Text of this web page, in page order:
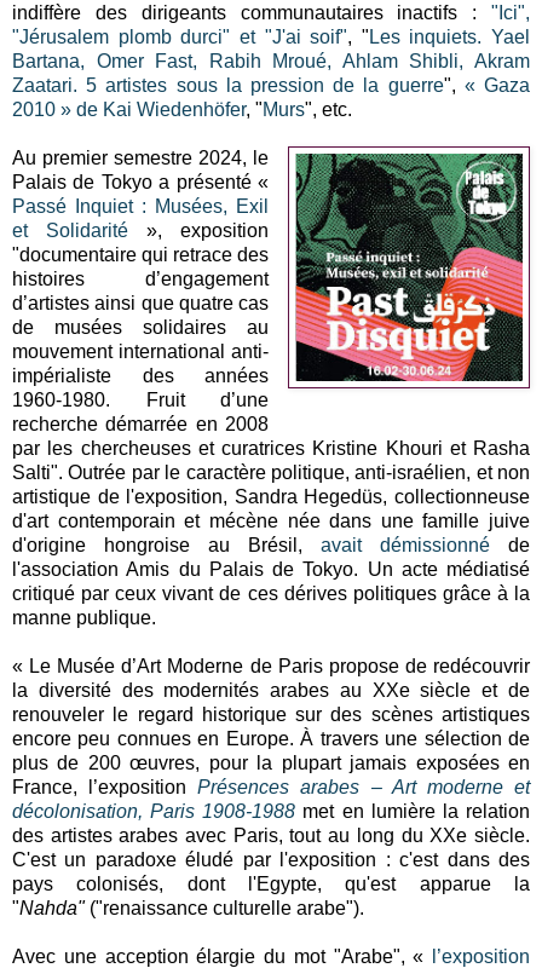
indiffère des dirigeants communautaires inactifs : "Ici",
"Jérusalem plomb durci" et "J'ai soif", " Les inquiets. Yael
Bartana, Omer Fast, Rabih Mroué, Ahlam Shibli, Akram
Zaatari. 5 artistes sous la pression de la guerre", « Gaza
2010 » de Kai Wiedenhöfer, "Murs", etc.
Au premier semestre 2024, le
Palais de Tokyo a présenté «
Passé Inquiet : Musées, Exil
et Solidarité », exposition
"documentaire qui retrace des
histoires d’engagement
d’artistes ainsi que quatre cas
de musées solidaires au
mouvement international anti-
impérialiste des années
1960-1980. Fruit d’une
recherche démarrée en 2008
par les chercheuses et curatrices Kristine Khouri et Rasha
Salti". Outrée par le caractère politique, anti-israélien, et non
artistique de l'exposition, Sandra Hegedüs, collectionneuse
d'art contemporain et mécène née dans une famille juive
d'origine hongroise au Brésil, avait démissionné de
l'association Amis du Palais de Tokyo. Un acte médiatisé
critiqué par ceux vivant de ces dérives politiques grâce à la
manne publique.
« Le Musée d’Art Moderne de Paris propose de redécouvrir
la diversité des modernités arabes au XXe siècle et de
renouveler le regard historique sur des scènes artistiques
encore peu connues en Europe. À travers une sélection de
plus de 200 œuvres, pour la plupart jamais exposées en
France, l’expositionPrésences arabes – Art moderne et
décolonisation, Paris 1908-1988 met en lumière la relation
des artistes arabes avec Paris, tout au long du XXe siècle.
C'est un paradoxe éludé par l'exposition : c'est dans des
pays colonisés, dont l'Egypte, qu'est apparue la
"Nahda" ("renaissance culturelle arabe").
Avec une acception élargie du mot "Arabe", «
l’exposition